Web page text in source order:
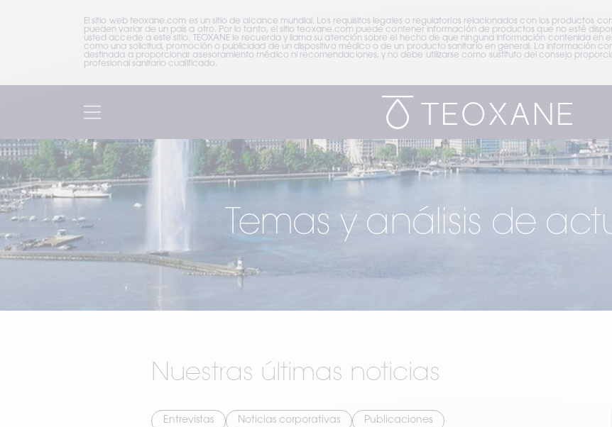
El sitio web teoxane.com es un sitio de alcance mundial. Los requisitos legales o regulatorios relacionados con los productos
pueden variar de un país a otro. Por lo tanto, el sitio teoxane.com puede contener información de productos que no esté
usted accede a este sitio. TEOXANE le recuerda y llama su atención sobre el hecho de que ninguna información contenida en
como una solicitud, promoción o publicidad de un dispositivo médico o de un producto sanitario en general. La información
destinada a proporcionar asesoramiento médico ni recomendaciones, y no debe utilizarse como sustituto del consejo
profesional sanitario cualificado.
Temas y análisis de
Nuestras últimas noticias
Entrevistas Noticias corporativas Publicaciones